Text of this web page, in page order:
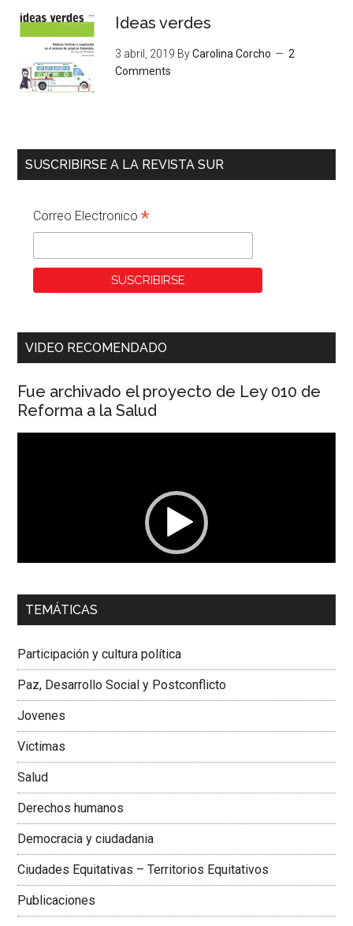
Ideas verdes
3 abril, 2019 ByCarolina Corcho
2
Comments
SUSCRIBIRSE A LA REVISTA SUR
Correo Electronico*
VIDEO RECOMENDADO
Fue archivado el proyecto de Ley 010 de
Reforma a la Salud
00:00 01:04
Dra. Carolina Corcho Mejía,Presidenta Corporación
Colombiana
TEMÁTICAS
Participación y cultura política
Paz, Desarrollo Social y Postconflicto
Jovenes
Victimas
Salud
Derechos humanos
Democracia y ciudadania
Ciudades Equitativas – Territorios Equitativos
Publicaciones